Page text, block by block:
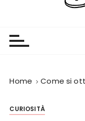
Home Come si
CURIOSITÀ